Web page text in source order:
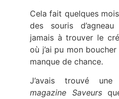
Cela fait quelques
des souris
jamais à trouver le
où j’ai pu mon
manque de chance.
J’avais trouvé
magazine Saveurs